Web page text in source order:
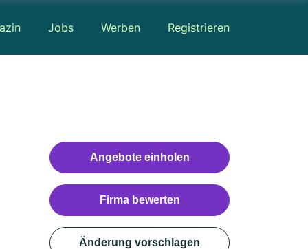
Jobs Werben Registrieren
Angebote einholen
Firma bewerten
Änderung vorschlagen